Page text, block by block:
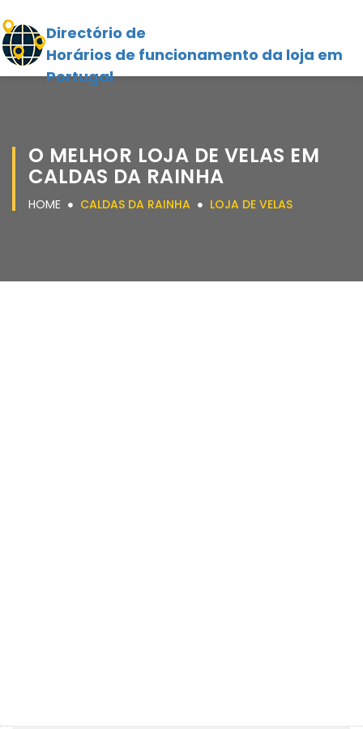
Directório de
Horários de funcionamento da loja em
Portugal
O MELHOR LOJA DE VELAS EM
CALDAS DA RAINHA
HOME CALDAS DA RAINHA LOJA DE VELAS